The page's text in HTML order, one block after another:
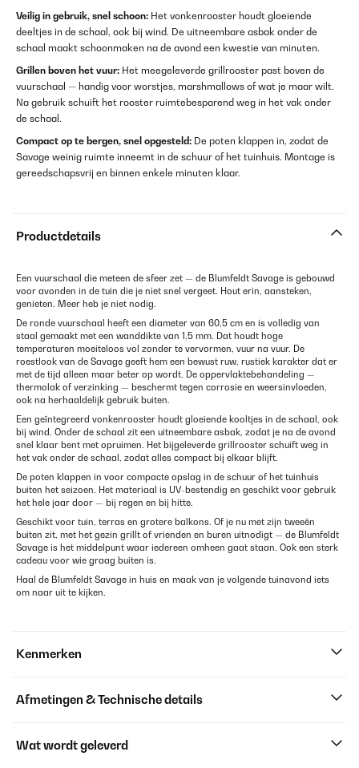
Veilig in gebruik, snel schoon: Het vonkenrooster houdt gloeiende
deeltjes in de schaal, ook bij wind. De uitneembare asbak onder de
schaal maakt schoonmaken na de avond een kwestie van minuten.
Grillen boven het vuur: Het meegeleverde grillrooster past boven de
vuurschaal — handig voor worstjes, marshmallows of wat je maar wilt.
Na gebruik schuift het rooster ruimtebesparend weg in het vak onder
de schaal.
Compact op te bergen, snel opgesteld: De poten klappen in, zodat de
Savage weinig ruimte inneemt in de schuur of het tuinhuis. Montage is
gereedschapsvrij en binnen enkele minuten klaar.
Productdetails
Een vuurschaal die meteen de sfeer zet — de Blumfeldt Savage is gebouwd
voor avonden in de tuin die je niet snel vergeet. Hout erin, aansteken,
genieten. Meer heb je niet nodig.
De ronde vuurschaal heeft een diameter van 60,5 cm en is volledig van
staal gemaakt met een wanddikte van 1,5 mm. Dat houdt hoge
temperaturen moeiteloos vol zonder te vervormen, vuur na vuur. De
roestlook van de Savage geeft hem een bewust ruw, rustiek karakter dat er
met de tijd alleen maar beter op wordt. De oppervlaktebehandeling —
thermolak of verzinking — beschermt tegen corrosie en weersinvloeden,
ook na herhaaldelijk gebruik buiten.
Een geïntegreerd vonkenrooster houdt gloeiende kooltjes in de schaal, ook
bij wind. Onder de schaal zit een uitneembare asbak, zodat je na de avond
snel klaar bent met opruimen. Het bijgeleverde grillrooster schuift weg in
het vak onder de schaal, zodat alles compact bij elkaar blijft.
De poten klappen in voor compacte opslag in de schuur of het tuinhuis
buiten het seizoen. Het materiaal is UV-bestendig en geschikt voor gebruik
het hele jaar door — bij regen en bij hitte.
Geschikt voor tuin, terras en grotere balkons. Of je nu met zijn tweeën
buiten zit, met het gezin grillt of vrienden en buren uitnodigt — de Blumfeldt
Savage is het middelpunt waar iedereen omheen gaat staan. Ook een sterk
cadeau voor wie graag buiten is.
Haal de Blumfeldt Savage in huis en maak van je volgende tuinavond iets
om naar uit te kijken.
Kenmerken
Afmetingen & Technische details
Wat wordt geleverd